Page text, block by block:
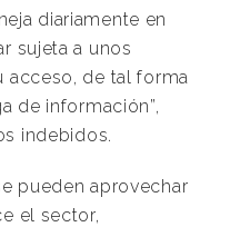
diariamente en
sujeta a unos
acceso, de tal forma
de información”,
indebidos.
pueden aprovechar
el sector,